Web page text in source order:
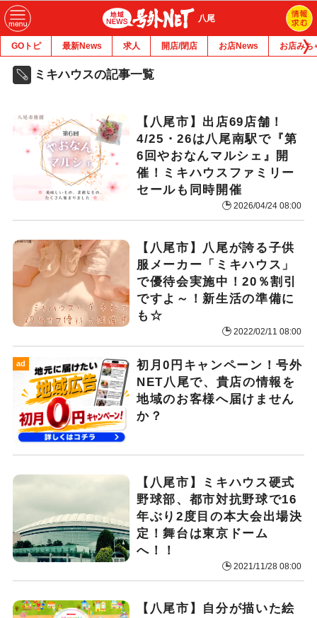
八尾
GOトピ 最新News 求人 開店/閉店 お店News お店みち
ミキハウスの記事一覧
【八尾市】出店69店舗！
4/25・26は八尾南駅で『第
6回やおなんマルシェ』開
催！ミキハウスファミリー
セールも同時開催
2026/04/24 08:00
【八尾市】八尾が誇る子供
服メーカー「ミキハウス」
で優待会実施中！20％割引
ですよ～！新生活の準備に
も☆
2022/02/11 08:00
ad
初月0円キャンペーン！号外
NET八尾で、貴店の情報を
地域のお客様へ届けません
か？
【八尾市】ミキハウス硬式
野球部、都市対抗野球で16
年ぶり2度目の本大会出場決
定！舞台は東京ドーム
へ！！
2021/11/28 08:00
【八尾市】自分が描いた絵